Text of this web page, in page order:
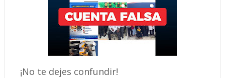
¡No te dejes confundir!